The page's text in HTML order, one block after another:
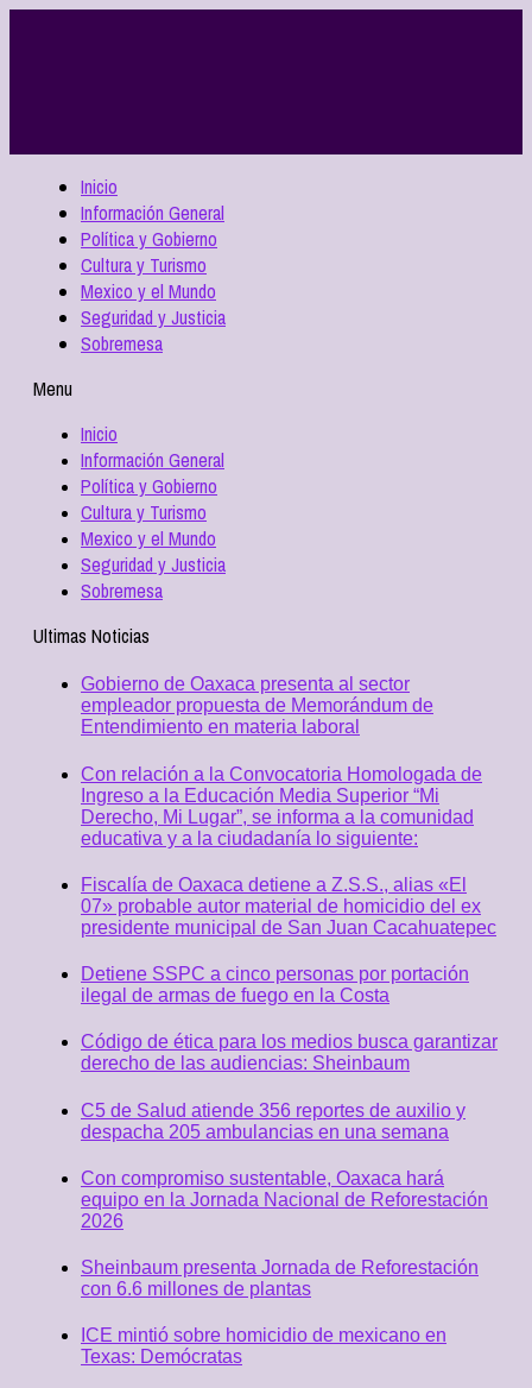
Inicio
Información General
Política y Gobierno
Cultura y Turismo
Mexico y el Mundo
Seguridad y Justicia
Sobremesa
Menu
Inicio
Información General
Política y Gobierno
Cultura y Turismo
Mexico y el Mundo
Seguridad y Justicia
Sobremesa
Ultimas Noticias
Gobierno de Oaxaca presenta al sector
empleador propuesta de Memorándum de
Entendimiento en materia laboral
Con relación a la Convocatoria Homologada de
Ingreso a la Educación Media Superior “Mi
Derecho, Mi Lugar”, se informa a la comunidad
educativa y a la ciudadanía lo siguiente:
Fiscalía de Oaxaca detiene a Z.S.S., alias «El
07» probable autor material de homicidio del ex
presidente municipal de San Juan Cacahuatepec
Detiene SSPC a cinco personas por portación
ilegal de armas de fuego en la Costa
Código de ética para los medios busca garantizar
derecho de las audiencias: Sheinbaum
C5 de Salud atiende 356 reportes de auxilio y
despacha 205 ambulancias en una semana
Con compromiso sustentable, Oaxaca hará
equipo en la Jornada Nacional de Reforestación
2026
Sheinbaum presenta Jornada de Reforestación
con 6.6 millones de plantas
ICE mintió sobre homicidio de mexicano en
Texas: Demócratas